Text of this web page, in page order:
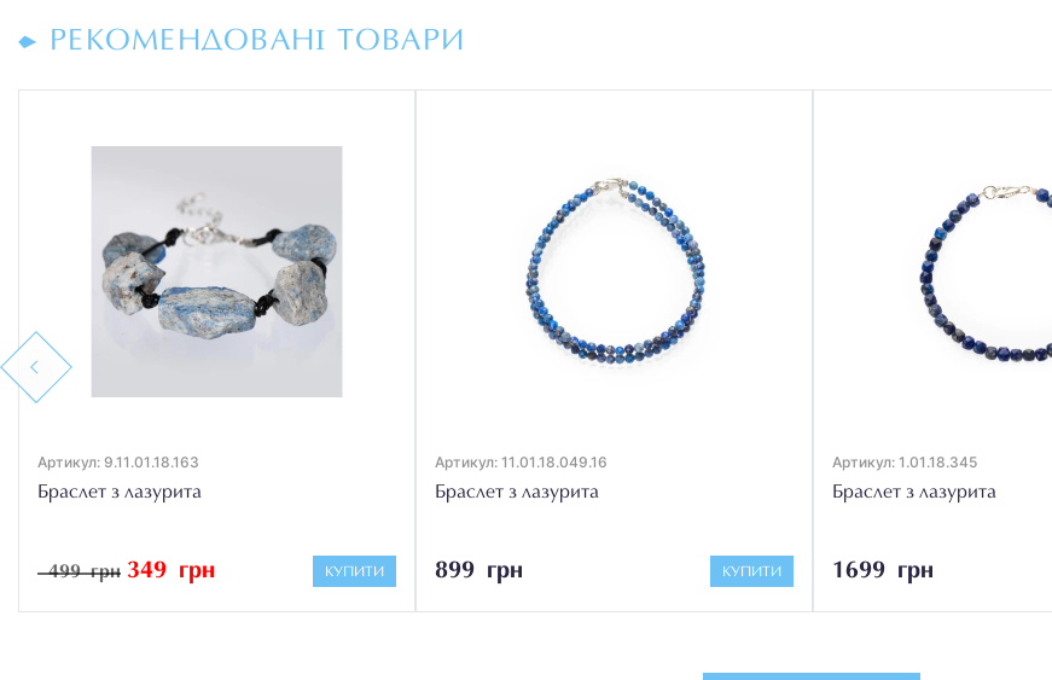
РЕКОМЕНДОВАНІ ТОВАРИ
Previous
Артикул: 9.11.01.18.163
Браслет з лазурита
499 грн 349 грн КУПИТИ
Артикул: 11.01.18.049.16
Браслет з лазурита
899 грн КУПИТИ
Артикул: 1.01.18.345
Браслет з лазурита
1699 грн